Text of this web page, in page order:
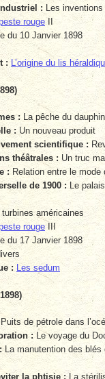
: Les
rougeII
du 10 Janvier 1898
: L’origine du lis
: La pêche du
: Un nouveau produit
scientifique :
théâtrales : Un truc
: Relation entre le
de 1900 : Le
américaines
rougeIII
du 17 Janvier 1898
: Les sedum
Puits de pétrole dans
:Le voyage du
La manutention des blés
la phtisie :La